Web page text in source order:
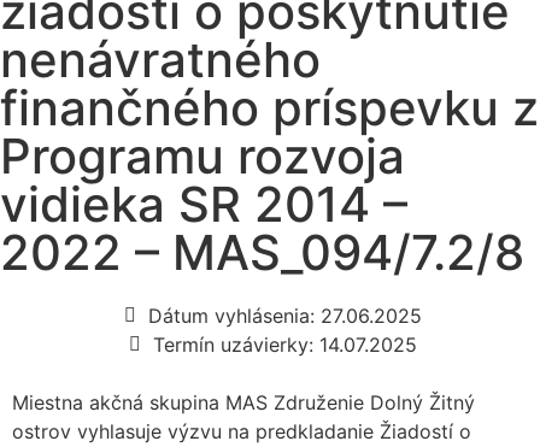
nenávratného
finančného príspevku z
Programu rozvoja
vidieka SR 2014 –
2022 – MAS_094/7.2/8
Dátum vyhlásenia: 27.06.2025
Termín uzávierky: 14.07.2025
Miestna akčná skupina MAS Združenie Dolný Žitný
ostrov vyhlasuje výzvu na predkladanie Žiadostí o